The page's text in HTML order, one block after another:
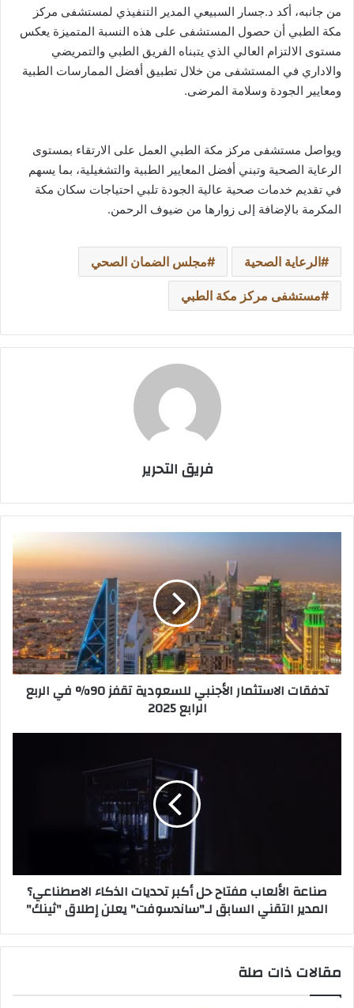
من جانبه، أكد د.جسار السبيعي المدير التنفيذي لمستشفى مركز
مكة الطبي أن حصول المستشفى على هذه النسبة المتميزة يعكس
مستوى الالتزام العالي الذي يتبناه الفريق الطبي والتمريضي
والاداري في المستشفى من خلال تطبيق أفضل الممارسات الطبية
ومعايير الجودة وسلامة المرضى.
ويواصل مستشفى مركز مكة الطبي العمل على الارتقاء بمستوى
الرعاية الصحية وتبني أفضل المعايير الطبية والتشغيلية، بما يسهم
في تقديم خدمات صحية عالية الجودة تلبي احتياجات سكان مكة
المكرمة بالإضافة إلى زوارها من ضيوف الرحمن.
الرعاية الصحية مجلس الضمان الصحي
مستشفى مركز مكة الطبي
فريق التحرير
للسعودية
تقفز
90%
في
الربع
الرابع
2025
تدفقات الاستثمار الأجنبي للسعودية تقفز 90% في الربع
الرابع 2025
المدير
التقني
السابق
"ثينك"
صناعة الألعاب مفتاح حل أكبر تحديات الذكاء الاصطناعي؟
المدير التقني السابق لـ"ساندسوفت" يعلن إطلاق "ثينك"
مقالات ذات صلة